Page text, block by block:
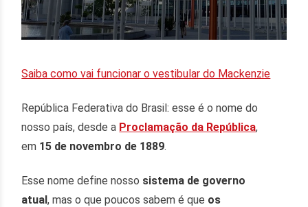
Saiba como vai funcionar o vestibular do Mackenzie
República Federativa do Brasil: esse é o nome do
nosso país, desde a Proclamação da República,
em 15 de novembro de 1889.
Esse nome define nosso sistema de governo
atual, mas o que poucos sabem é que os